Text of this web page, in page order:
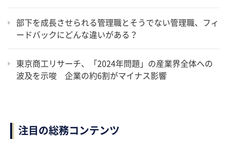
部下を成長させられる管理職とそうでない管理職、フィ
ードバックにどんな違いがある？
東京商工リサーチ、「2024年問題」の産業界全体への
波及を示唆 企業の約6割がマイナス影響
注目の総務コンテンツ